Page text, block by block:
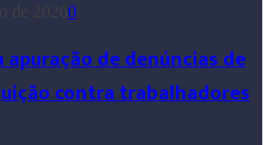
0
de denúncias de
contra trabalhadores